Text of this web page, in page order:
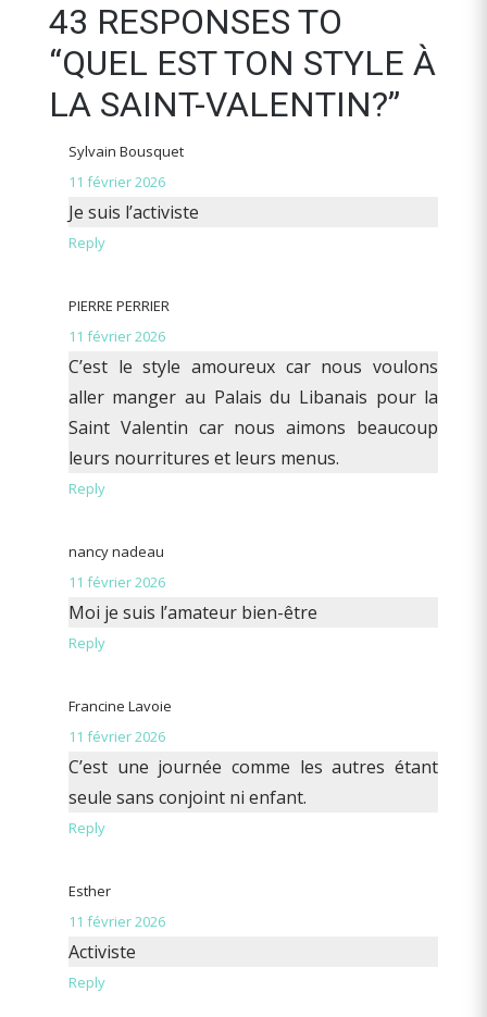
43 RESPONSES TO
“QUEL EST TON STYLE À
LA SAINT-VALENTIN?”
Sylvain Bousquet
11 février 2026
Je suis l’activiste
Reply
PIERRE PERRIER
11 février 2026
C’est le style amoureux car nous voulons
aller manger au Palais du Libanais pour la
Saint Valentin car nous aimons beaucoup
leurs nourritures et leurs menus.
Reply
nancy nadeau
11 février 2026
Moi je suis l’amateur bien-être
Reply
Francine Lavoie
11 février 2026
C’est une journée comme les autres étant
seule sans conjoint ni enfant.
Reply
Esther
11 février 2026
Activiste
Reply